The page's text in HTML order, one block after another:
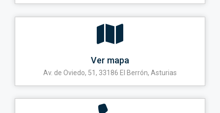
Ver mapa
Av. de Oviedo, 51, 33186 El Berrón, Asturias